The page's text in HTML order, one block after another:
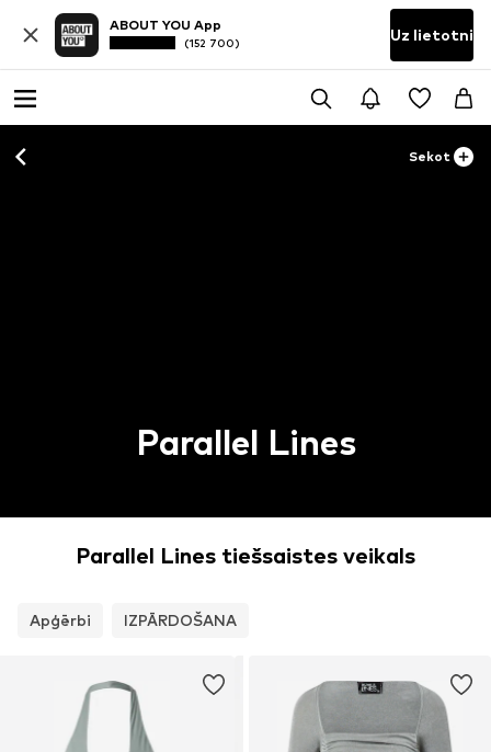
ABOUT YOU App
(152 700) Uz lietotni
Sekot
Parallel Lines
Parallel Lines tiešsaistes veikals
Apģērbi IZPĀRDOŠANA